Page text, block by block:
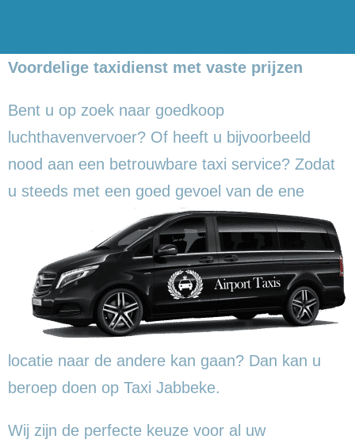
Voordelige taxidienst met vaste prijzen
Bent u op zoek naar goedkoop
luchthavenvervoer? Of heeft u bijvoorbeeld
nood aan een betrouwbare taxi service? Zodat
u steeds met een goed gevoel van de ene
locatie naar de andere kan gaan? Dan kan u
beroep doen op Taxi Jabbeke.
Wij zijn de perfecte keuze voor al uw